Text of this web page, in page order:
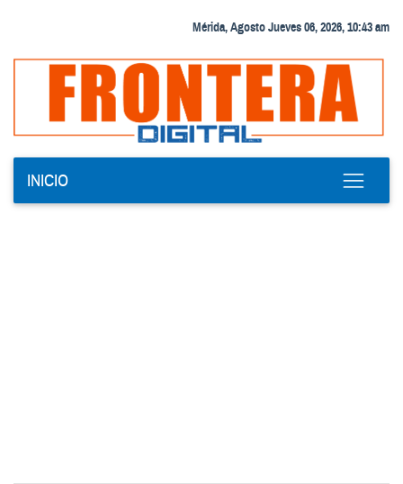
Mérida, Agosto Jueves 06, 2026, 10:43 am
INICIO